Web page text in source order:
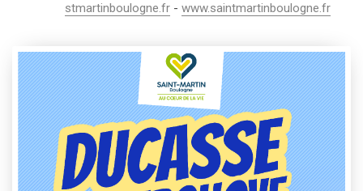
stmartinboulogne.fr - www.saintmartinboulogne.fr